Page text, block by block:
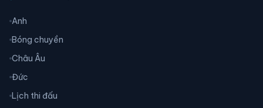
Anh
Bóng chuyền
Châu Âu
Đức
Lịch thi đấu